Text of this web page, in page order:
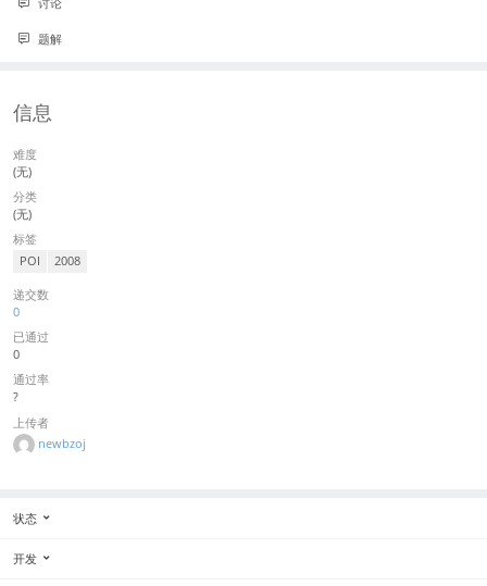
题解
信息
难度
(无)
分类
(无)
标签
POI 2008
递交数
0
已通过
0
通过率
?
上传者
newbzoj
状态
开发